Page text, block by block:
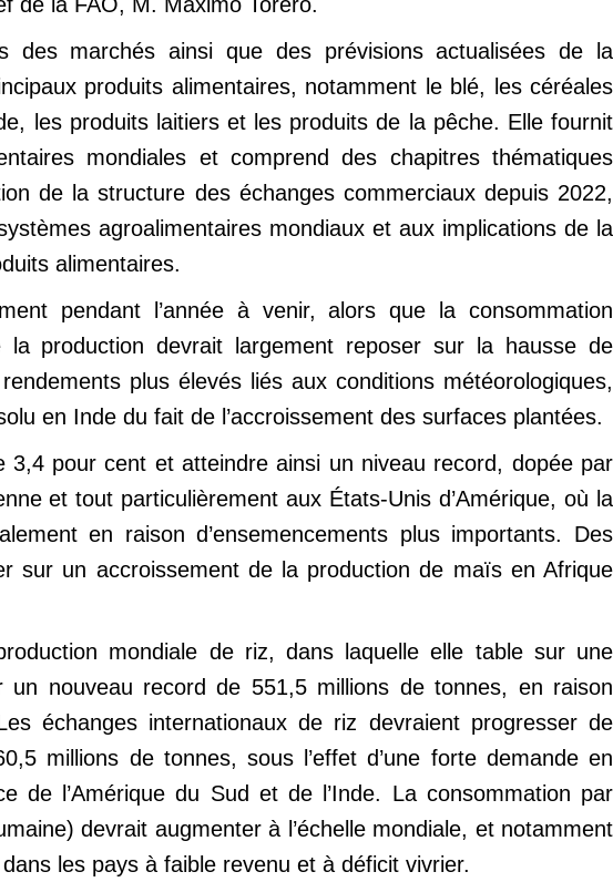
des marchés ainsi que des prévisions actualisées de la
produits alimentaires, notamment le blé, les céréales
les produits laitiers et les produits de la pêche. Elle fournit
mondiales et comprend des chapitres thématiques
de la structure des échanges commerciaux depuis 2022,
agroalimentaires mondiaux et aux implications de la
alimentaires.
pendant l’année à venir, alors que la consommation
production devrait largement reposer sur la hausse de
plus élevés liés aux conditions météorologiques,
en Inde du fait de l’accroissement des surfaces plantées.
pour cent et atteindre ainsi un niveau record, dopée par
et tout particulièrement aux États-Unis d’Amérique, où la
en raison d’ensemencements plus importants. Des
sur un accroissement de la production de maïs en Afrique
mondiale de riz, dans laquelle elle table sur une
nouveau record de 551,5 millions de tonnes, en raison
échanges internationaux de riz devraient progresser de
millions de tonnes, sous l’effet d’une forte demande en
de l’Amérique du Sud et de l’Inde. La consommation par
devrait augmenter à l’échelle mondiale, et notamment
les pays à faible revenu et à déficit vivrier.